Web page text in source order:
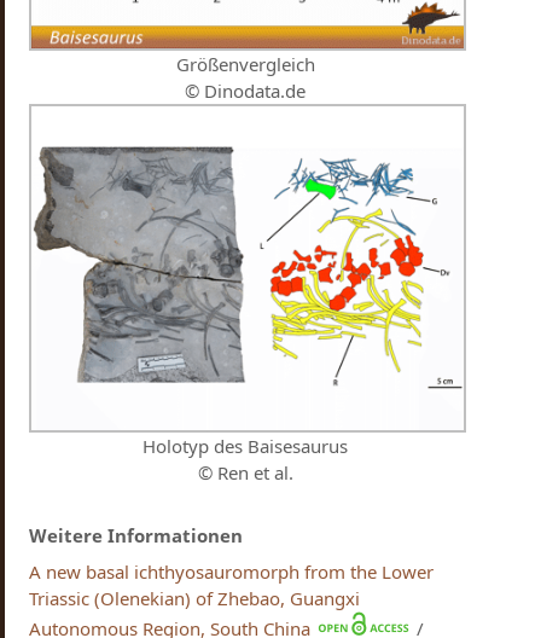
Größenvergleich
© Dinodata.de
Holotyp des Baisesaurus
© Ren et al.
Weitere Informationen
A new basal ichthyosauromorph from the Lower
Triassic (Olenekian) of Zhebao, Guangxi
Autonomous Region, South China
/